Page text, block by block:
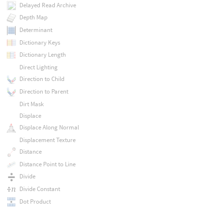
Delayed Read Archive
Depth Map
Determinant
Dictionary Keys
Dictionary Length
Direct Lighting
Direction to Child
Direction to Parent
Dirt Mask
Displace
Displace Along Normal
Displacement Texture
Distance
Distance Point to Line
Divide
Divide Constant
Dot Product